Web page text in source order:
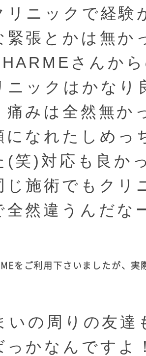
リニックで経験
緊張とかは無か
さんか
ニックはかなり
痛みは全然無か
になれたしめっ
(笑)対応も良か
じ施術でもクリ
全然違うんだな
をご利用下さいましたが、
いの周りの友達
っかなんですよ